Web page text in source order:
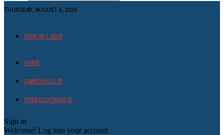
THURSDAY, AUGUST 6, 2026
SIGN IN / JOIN
HOME
GAMEHOLIC.ID
OVERCLOCKING ID
Sign in
Welcome! Log into your account